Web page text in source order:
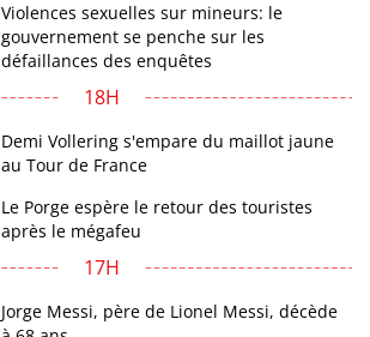
Violences sexuelles sur mineurs: le
gouvernement se penche sur les
défaillances des enquêtes
18H
Demi Vollering s'empare du maillot jaune
au Tour de France
Le Porge espère le retour des touristes
après le mégafeu
17H
Jorge Messi, père de Lionel Messi, décède